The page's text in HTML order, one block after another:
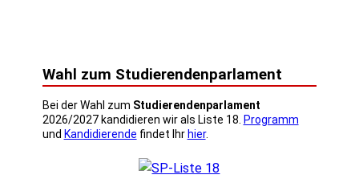
Wahl zum Studierendenparlament
Bei der Wahl zum Studierendenparlament
2026/2027 kandidieren wir als Liste 18. Programm
und Kandidierende findet Ihr hier.